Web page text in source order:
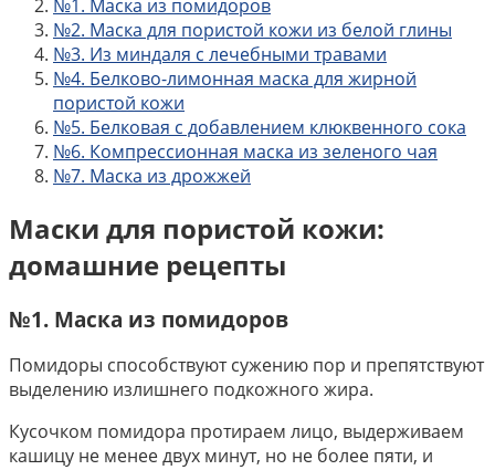
№1. Маска из помидоров
№2. Маска для пористой кожи из белой глины
№3. Из миндаля с лечебными травами
№4. Белково-лимонная маска для жирной
пористой кожи
№5. Белковая с добавлением клюквенного сока
№6. Компрессионная маска из зеленого чая
№7. Маска из дрожжей
Маски для пористой кожи:
домашние рецепты
№1. Маска из помидоров
Помидоры способствуют сужению пор и препятствуют
выделению излишнего подкожного жира.
Кусочком помидора протираем лицо, выдерживаем
кашицу не менее двух минут, но не более пяти, и